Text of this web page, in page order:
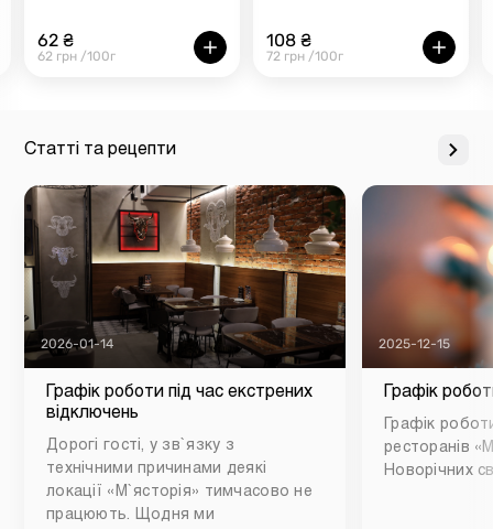
62 ₴
62 грн /100г
108 ₴
72 грн /100г
Статті та рецепти
2026-01-14
Графік роботи під час екстрених
відключень
Дорогі гості, у зв`язку з
технічними причинами деякі
локації «М`ясторія» тимчасово не
працюють. Щодня ми
2025-12-15
Графік
Графік
ресторанів
Новорічних